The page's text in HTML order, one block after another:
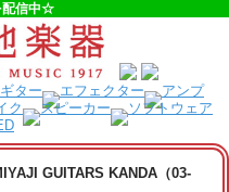
配信中☆
GUITARS KANDA（03-